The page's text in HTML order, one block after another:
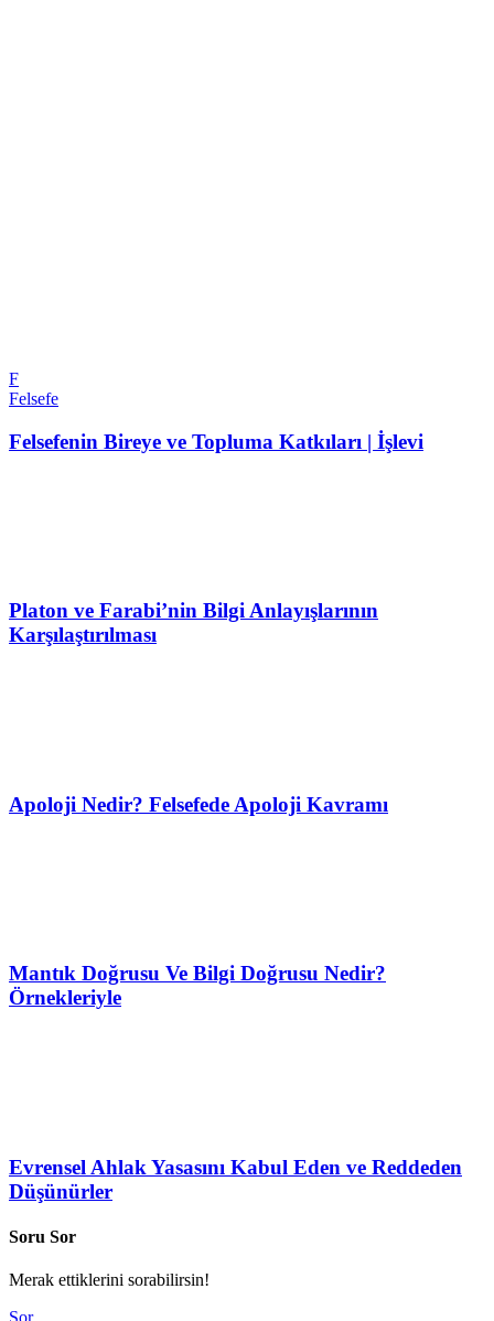
F
Felsefe
Felsefenin Bireye ve Topluma Katkıları | İşlevi
Platon ve Farabi’nin Bilgi Anlayışlarının
Karşılaştırılması
Apoloji Nedir? Felsefede Apoloji Kavramı
Mantık Doğrusu Ve Bilgi Doğrusu Nedir?
Örnekleriyle
Evrensel Ahlak Yasasını Kabul Eden ve Reddeden
Düşünürler
Soru Sor
Merak ettiklerini sorabilirsin!